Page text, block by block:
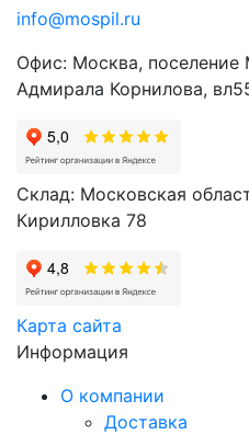
info@mospil.ru
Офис: Москва, поселение
Адмирала Корнилова,
Склад: Московская
Кирилловка 78
Карта сайта
Информация
О компании
Доставка